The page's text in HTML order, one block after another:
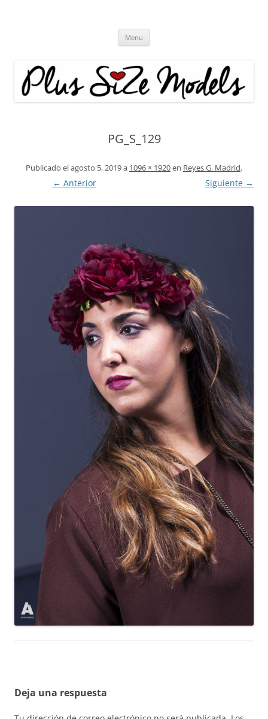
Plus Size Models
Menu
PG_S_129
Publicado elagosto 5, 2019a 1096 × 1920en Reyes G. Madrid.
← Anterior Siguiente →
Deja una respuesta